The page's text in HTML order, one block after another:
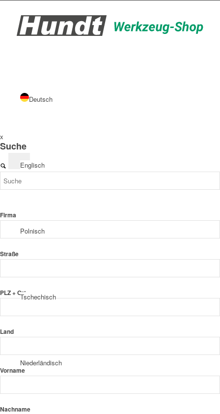
Deutsch
Englisch
Polnisch
Tschechisch
Niederländisch
x
Suche
Firma
Straße
PLZ + Ort
Land
Vorname
Nachname